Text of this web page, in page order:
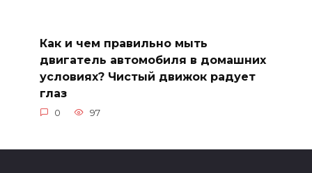
Как и чем правильно мыть
двигатель автомобиля в домашних
условиях? Чистый движок радует
глаз
0 97